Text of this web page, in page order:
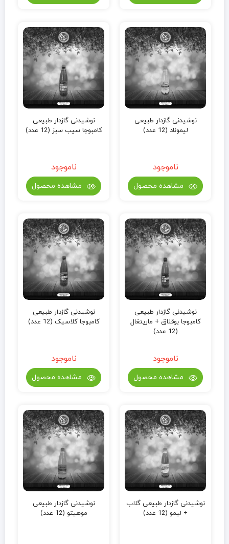
نوشیدنی گازدار طبیعی
لیموناد (12 عدد)
ناموجود
مشاهده محصول
نوشیدنی گازدار طبیعی
کامبوجا سیب سبز (12 عدد)
ناموجود
مشاهده محصول
نوشیدنی گازدار طبیعی
کامبوجا بوقناق + ماریتغال
(12 عدد)
ناموجود
مشاهده محصول
نوشیدنی گازدار طبیعی
کامبوجا کلاسیک (12 عدد)
ناموجود
مشاهده محصول
نوشیدنی گازدار طبیعی گلاب
+ لیمو (12 عدد)
نوشیدنی گازدار طبیعی
موهیتو (12 عدد)